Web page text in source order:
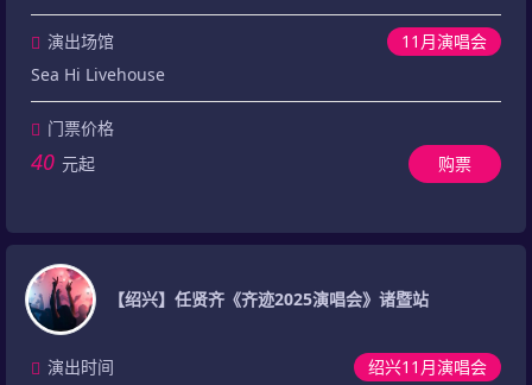
11月演唱会
演出场馆
Sea Hi Livehouse
门票价格
40 元起 购票
【绍兴】任贤齐《齐迹2025演唱会》诸暨站
绍兴11月演唱会
演出时间